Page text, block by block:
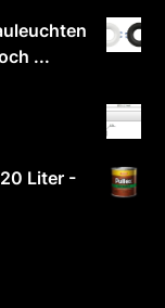
...
Liter -